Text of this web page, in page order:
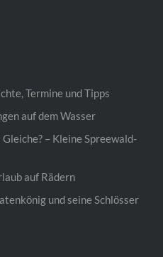
Termine und Tipps
auf dem Wasser
– Kleine Spreewald-
auf Rädern
und seine Schlösser